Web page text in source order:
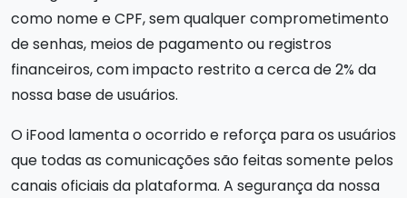
como nome e CPF, sem qualquer comprometimento
de senhas, meios de pagamento ou registros
financeiros, com impacto restrito a cerca de 2% da
nossa base de usuários.
O iFood lamenta o ocorrido e reforça para os usuários
que todas as comunicações são feitas somente pelos
canais oficiais da plataforma. A segurança da nossa